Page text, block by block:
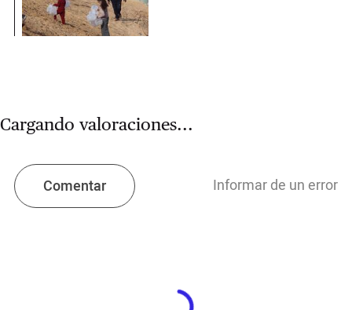
Cargando valoraciones...
Comentar Informar de un error